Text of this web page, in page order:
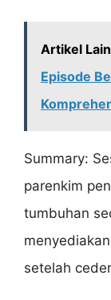
Artikel
Episode
Summary:
parenkim
tumbuhan
setelah